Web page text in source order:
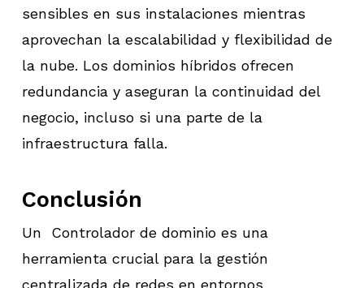
sensibles en sus instalaciones mientras
aprovechan la escalabilidad y flexibilidad de
la nube. Los dominios híbridos ofrecen
redundancia y aseguran la continuidad del
negocio, incluso si una parte de la
infraestructura falla.
Conclusión
Un Controlador de dominio es una
herramienta crucial para la gestión
centralizada de redes en entornos